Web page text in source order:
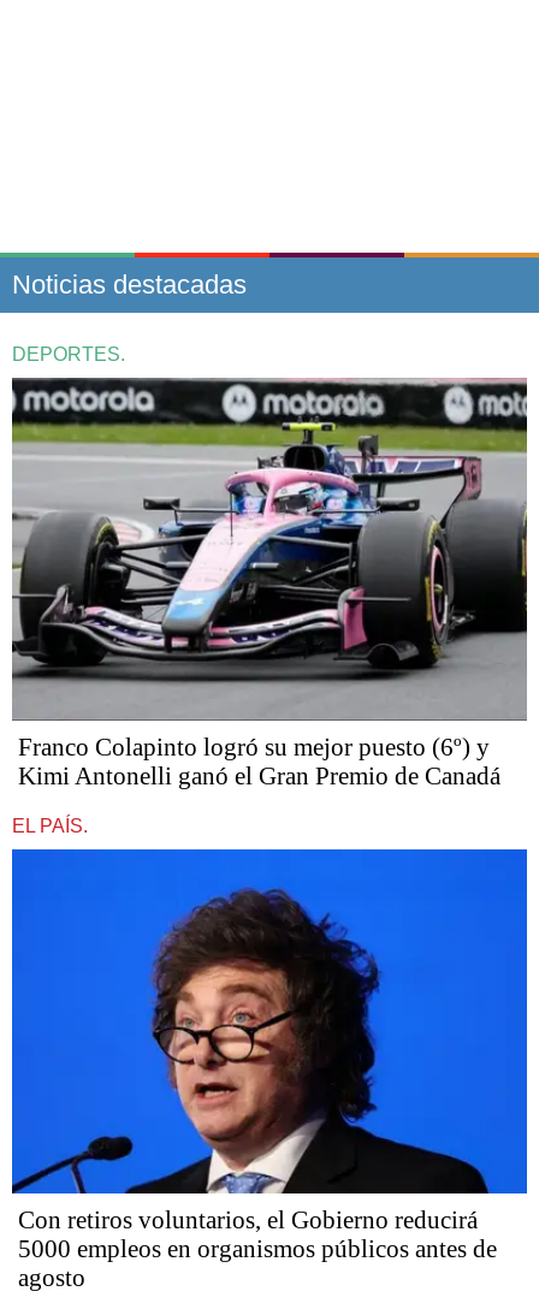
Noticias destacadas
DEPORTES.
Franco Colapinto logró su mejor puesto (6º) y
Kimi Antonelli ganó el Gran Premio de Canadá
EL PAÍS.
Con retiros voluntarios, el Gobierno reducirá
5000 empleos en organismos públicos antes de
agosto